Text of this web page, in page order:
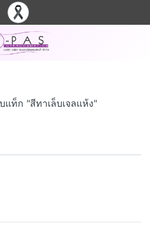
แท็ก "สีทาเล็บเจลแห้ง"